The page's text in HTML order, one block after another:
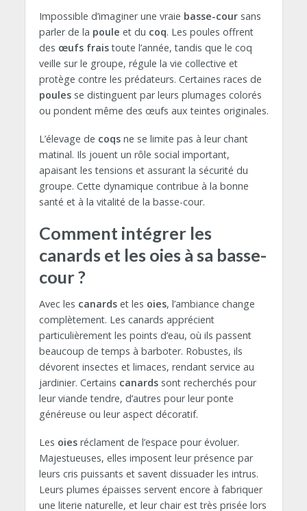
Impossible d’imaginer une vraie basse-coursans
parler de la poule et du coq. Les poules offrent
des œufs fraistoute l’année, tandis que le coq
veille sur le groupe, régule la vie collective et
protège contre les prédateurs. Certaines races de
poulesse distinguent par leurs plumages colorés
ou pondent même des œufs aux teintes originales.
L’élevage de coqsne se limite pas à leur chant
matinal. Ils jouent un rôle social important,
apaisant les tensions et assurant la sécurité du
groupe. Cette dynamique contribue à la bonne
santé et à la vitalité de la basse-cour.
Comment intégrer les
canards et les oies à sa basse-
cour ?
Avec les canardset les oies, l’ambiance change
complètement. Les canards apprécient
particulièrement les points d’eau, où ils passent
beaucoup de temps à barboter. Robustes, ils
dévorent insectes et limaces, rendant service au
jardinier. Certains canardssont recherchés pour
leur viande tendre, d’autres pour leur ponte
généreuse ou leur aspect décoratif.
Les oiesréclament de l’espace pour évoluer.
Majestueuses, elles imposent leur présence par
leurs cris puissants et savent dissuader les intrus.
Leurs plumes épaisses servent encore à fabriquer
une literie naturelle, et leur chair est très prisée lors